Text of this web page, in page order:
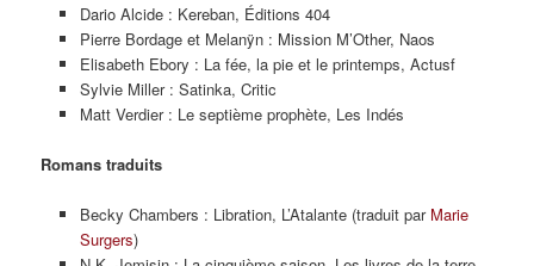
Dario Alcide : Kereban, Éditions 404
Pierre Bordage et Melanÿn : Mission M’Other, Naos
Elisabeth Ebory : La fée, la pie et le printemps, Actusf
Sylvie Miller : Satinka, Critic
Matt Verdier : Le septième prophète, Les Indés
Romans traduits
Becky Chambers : Libration, L’Atalante (traduit par Marie
Surgers)